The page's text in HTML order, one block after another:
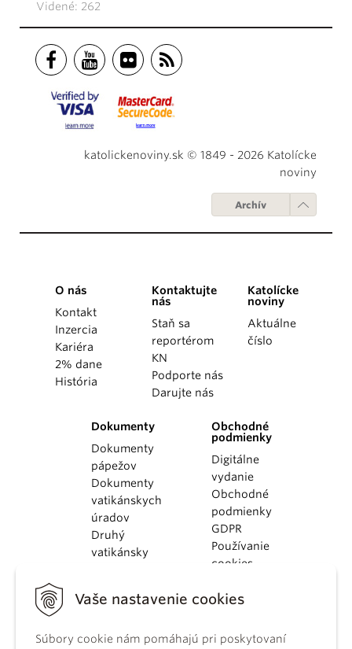
Vaše nastavenie cookies
Súbory cookie nám pomáhajú pri poskytovaní
Videné: 262
katolickenoviny.sk © 1849 - 2026 Katolícke
noviny
Archív
O nás
Kontakt
Inzercia
Kariéra
2% dane
História
Kontaktujte
nás
Staň sa
reportérom
KN
Podporte nás
Darujte nás
Katolícke
noviny
Aktuálne
číslo
Dokumenty
Dokumenty
pápežov
Dokumenty
vatikánskych
úradov
Druhý
vatikánsky
KBS
kánonického
Obchodné
podmienky
Digitálne
vydanie
Obchodné
podmienky
GDPR
Používanie
cookies